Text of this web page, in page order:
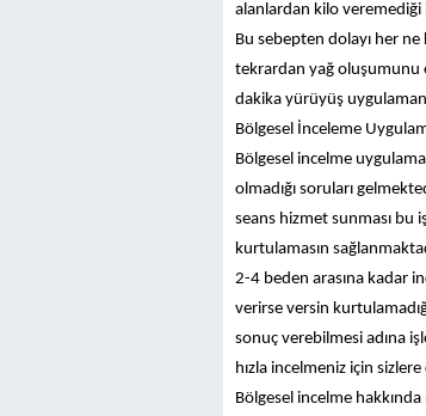
alanlardan kilo veremediği
Bu sebepten dolayı her
tekrardan yağ oluşumunu
dakika yürüyüş
Bölgesel İnceleme
Bölgesel incelme
olmadığı soruları
seans hizmet sunması bu
kurtulamasın
2-4 beden arasına kadar
verirse versin
sonuç verebilmesi adına
hızla incelmeniz için
Bölgesel incelme